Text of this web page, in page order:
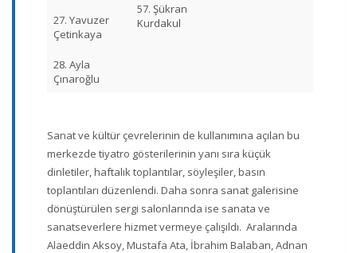
27. Yavuzer
Çetinkaya
28. Ayla
Çınaroğlu
57. Şükran
Kurdakul
Sanat ve kültür çevrelerinin de kullanımına açılan bu
merkezde tiyatro gösterilerinin yanı sıra küçük
dinletiler, haftalık toplantılar, söyleşiler, basın
toplantıları düzenlendi. Daha sonra sanat galerisine
dönüştürülen sergi salonlarında ise sanata ve
sanatseverlere hizmet vermeye çalışıldı. Aralarında
Alaeddin Aksoy, Mustafa Ata, İbrahim Balaban, Adnan